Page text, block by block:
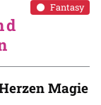
Fantasy
Magie